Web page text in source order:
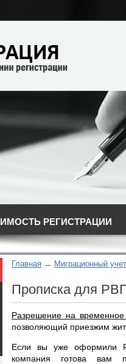
РЕГИСТРАЦИИ
Главная Миграционный
Прописка для
Разрешение на
позволяющий приезжим
Если вы уже оформили
компания готова вам